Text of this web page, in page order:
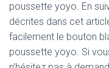
poussette yoyo. En
décrites dans cet
facilement le bouton
poussette yoyo. Si